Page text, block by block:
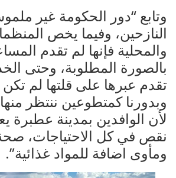
وتابع “دور الحكومة غير
النازحين، وفيما يخص
والمحلية فإنها لم تقدم
بالصورة المطلوبة، وحتى
تقدم عبرها على قلتها لم
وبدورنا كمتطوعين ننتظر
لأن الوافدين بمدينة عطبرة
نقص في كل الاحتياجات،
ومأوى اضافة للمواد غذائية”.